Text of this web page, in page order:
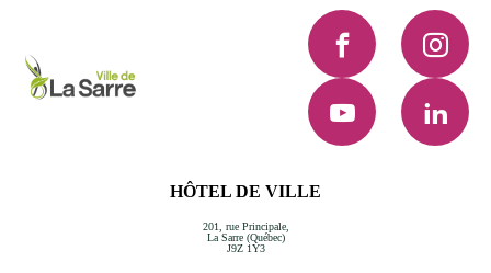
HÔTEL DE VILLE
201, rue Principale,
La Sarre (Québec)
J9Z 1Y3
Facebook
YouTube